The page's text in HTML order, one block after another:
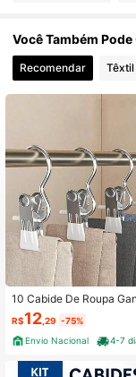
4,87
4,87
4,87
4,87
Você Também
Recomendar
10 Cabide De Roupa
alça Jeans Aço Inoxidável
R$12 ,29 -75%
Envio Nacional
4-7